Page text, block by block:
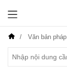
Văn bản